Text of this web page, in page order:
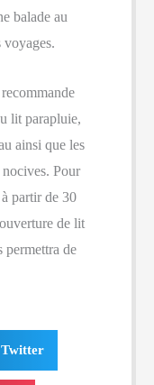
balade au
voyages.
lit parapluie,
ainsi que les
nocives. Pour
partir de 30
de lit
permettra de
Twitter